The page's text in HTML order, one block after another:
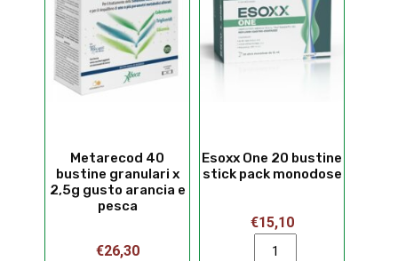
Metarecod 40
bustine granulari x
2,5g gusto arancia e
pesca
€26,30
Esoxx One 20 bustine
stick pack monodose
€15,10
Esoxx